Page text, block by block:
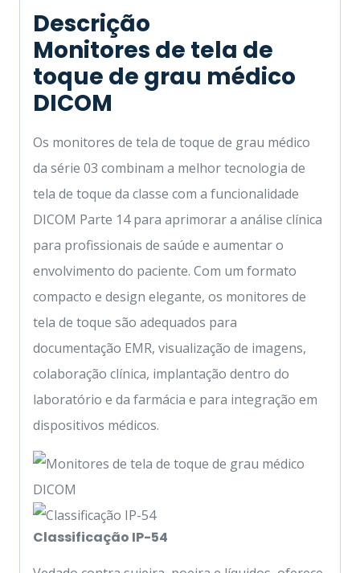
Descrição
Monitores de tela de
toque de grau médico
DICOM
Os monitores de tela de toque de grau médico
da série 03 combinam a melhor tecnologia de
tela de toque da classe com a funcionalidade
DICOM Parte 14 para aprimorar a análise clínica
para profissionais de saúde e aumentar o
envolvimento do paciente. Com um formato
compacto e design elegante, os monitores de
tela de toque são adequados para
documentação EMR, visualização de imagens,
colaboração clínica, implantação dentro do
laboratório e da farmácia e para integração em
dispositivos médicos.
Classificação IP-54